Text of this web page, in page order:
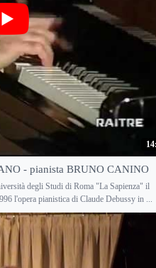
- pianista BRUNO CANINO
degli Studi di Roma "La Sapienza" il
l'opera pianistica di Claude Debussy in ...